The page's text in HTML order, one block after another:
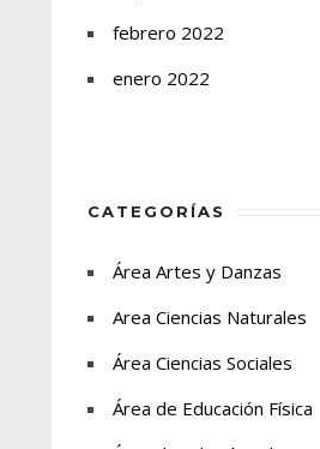
febrero 2022
enero 2022
CATEGORÍAS
Área Artes y Danzas
Area Ciencias Naturales
Área Ciencias Sociales
Área de Educación Física